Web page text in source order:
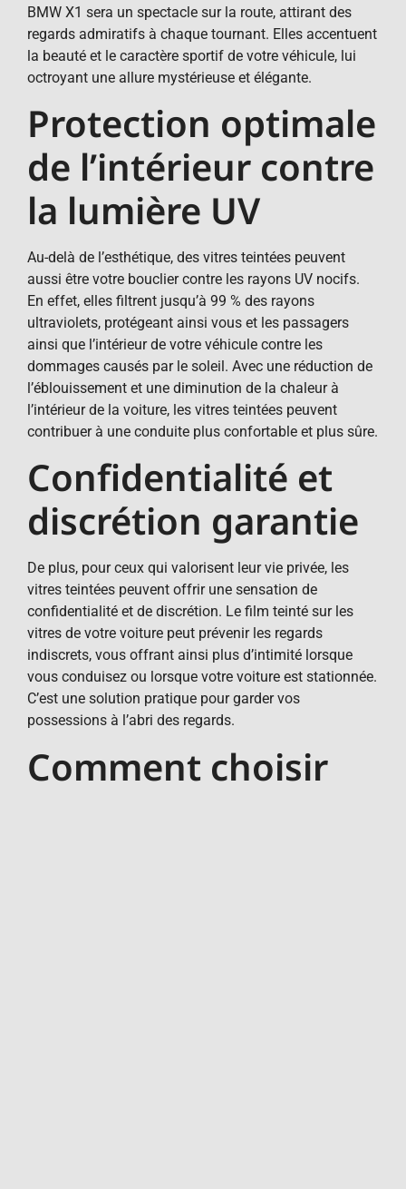
BMW X1 sera un spectacle sur la route, attirant des
regards admiratifs à chaque tournant. Elles accentuent
la beauté et le caractère sportif de votre véhicule, lui
octroyant une allure mystérieuse et élégante.
Protection optimale
de l’intérieur contre
la lumière UV
Au-delà de l’esthétique, des vitres teintées peuvent
aussi être votre bouclier contre les rayons UV nocifs.
En effet, elles filtrent jusqu’à 99 % des rayons
ultraviolets, protégeant ainsi vous et les passagers
ainsi que l’intérieur de votre véhicule contre les
dommages causés par le soleil. Avec une réduction de
l’éblouissement et une diminution de la chaleur à
l’intérieur de la voiture, les vitres teintées peuvent
contribuer à une conduite plus confortable et plus sûre.
Confidentialité et
discrétion garantie
De plus, pour ceux qui valorisent leur vie privée, les
vitres teintées peuvent offrir une sensation de
confidentialité et de discrétion. Le film teinté sur les
vitres de votre voiture peut prévenir les regards
indiscrets, vous offrant ainsi plus d’intimité lorsque
vous conduisez ou lorsque votre voiture est stationnée.
C’est une solution pratique pour garder vos
possessions à l’abri des regards.
Comment choisir